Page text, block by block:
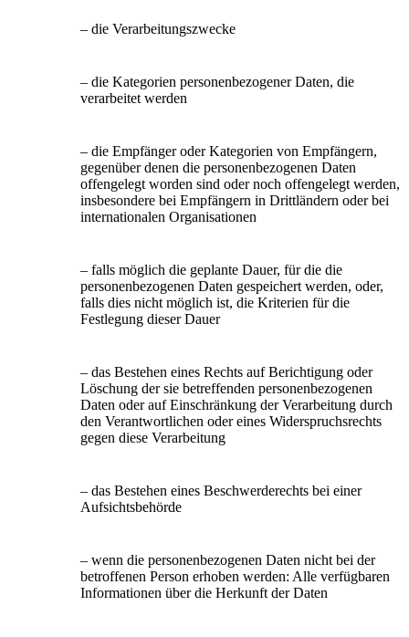
– die Verarbeitungszwecke
– die Kategorien personenbezogener Daten, die
verarbeitet werden
– die Empfänger oder Kategorien von Empfängern,
gegenüber denen die personenbezogenen Daten
offengelegt worden sind oder noch offengelegt werden,
insbesondere bei Empfängern in Drittländern oder bei
internationalen Organisationen
– falls möglich die geplante Dauer, für die die
personenbezogenen Daten gespeichert werden, oder,
falls dies nicht möglich ist, die Kriterien für die
Festlegung dieser Dauer
– das Bestehen eines Rechts auf Berichtigung oder
Löschung der sie betreffenden personenbezogenen
Daten oder auf Einschränkung der Verarbeitung durch
den Verantwortlichen oder eines Widerspruchsrechts
gegen diese Verarbeitung
– das Bestehen eines Beschwerderechts bei einer
Aufsichtsbehörde
– wenn die personenbezogenen Daten nicht bei der
betroffenen Person erhoben werden: Alle verfügbaren
Informationen über die Herkunft der Daten